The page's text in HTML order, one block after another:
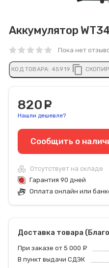
Аккумулятор
Пока нет
КОД ТОВАРА: 45919 content_copy
820
Нашли дешевле?
Сообщить o
Отсутствует на складе
Гарантия 90 дней
Оплата онлайн или
Доставка товара
При заказе от 5 000
В пункт выдачи СДЭК